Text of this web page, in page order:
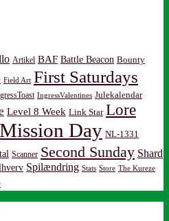
Artikel BAF Battle Beacon Bounty
Field Art First Saturdays
IngressValentines Julekalendar
Level 8 Week Link Star Lore
Mission Day NL-1331
Scanner Second Sunday Shard
Spilændring Stats Store The Kureze